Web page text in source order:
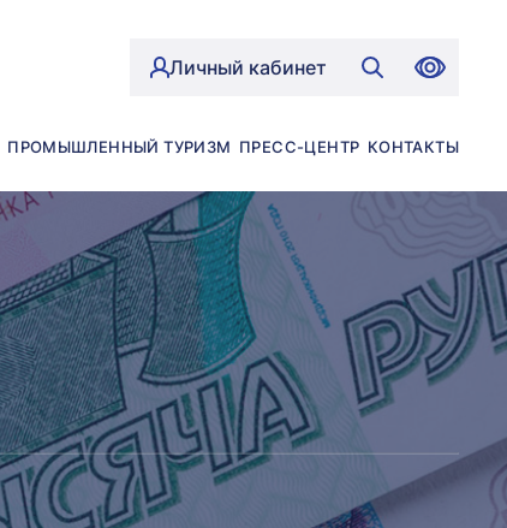
Личный кабинет
ПРОМЫШЛЕННЫЙ ТУРИЗМ ПРЕСС-ЦЕНТР КОНТАКТЫ